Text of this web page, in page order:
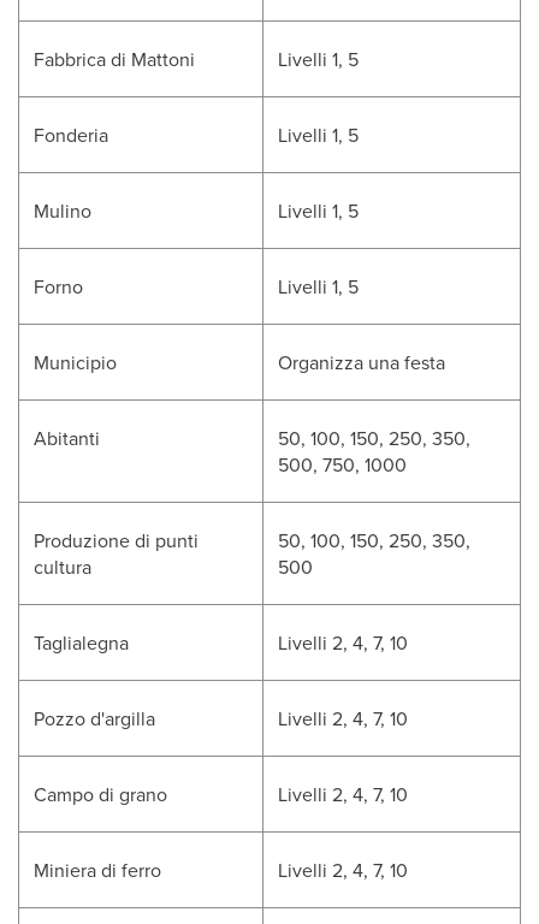
Fabbrica di Mattoni Livelli 1, 5
Fonderia Livelli 1, 5
Mulino Livelli 1, 5
Forno Livelli 1, 5
Municipio Organizza una festa
Abitanti
50, 100, 150, 250, 350,
500, 750, 1000
Produzione di punti
cultura
50, 100, 150, 250, 350,
500
Taglialegna Livelli 2, 4, 7, 10
Pozzo d'argilla Livelli 2, 4, 7, 10
Campo di grano Livelli 2, 4, 7, 10
Miniera di ferro Livelli 2, 4, 7, 10